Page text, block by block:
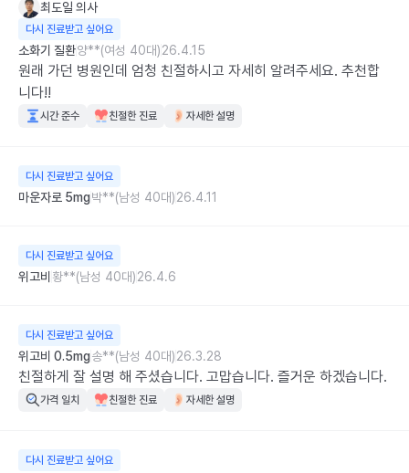
최도일 의사
다시 진료받고 싶어요
소화기 질환양**(여성 40대)26.4.15
원래 가던 병원인데 엄청 친절하시고 자세히 알려주세요. 추천합
니다!!
시간 준수 친절한 진료 자세한 설명
다시 진료받고 싶어요
마운자로 5mg박**(남성 40대)26.4.11
다시 진료받고 싶어요
위고비 황**(남성 40대)26.4.6
다시 진료받고 싶어요
위고비 0.5mg송**(남성 40대)26.3.28
친절하게 잘 설명 해 주셨습니다. 고맙습니다. 즐거운 하겠습니다.
가격 일치 친절한 진료 자세한 설명
다시 진료받고 싶어요